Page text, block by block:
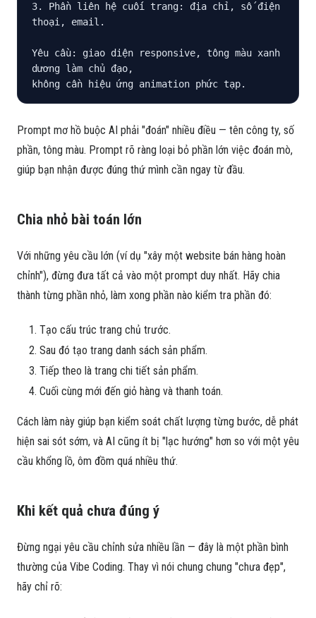
3. Phần liên hệ cuối trang: địa chỉ, số điện
thoại, email.
Yêu cầu: giao diện responsive, tông màu xanh
dương làm chủ đạo,
không cần hiệu ứng animation phức tạp.
Prompt mơ hồ buộc AI phải "đoán" nhiều điều — tên công ty, số
phần, tông màu. Prompt rõ ràng loại bỏ phần lớn việc đoán mò,
giúp bạn nhận được đúng thứ mình cần ngay từ đầu.
Chia nhỏ bài toán lớn
Với những yêu cầu lớn (ví dụ "xây một website bán hàng hoàn
chỉnh"), đừng đưa tất cả vào một prompt duy nhất. Hãy chia
thành từng phần nhỏ, làm xong phần nào kiểm tra phần đó:
Tạo cấu trúc trang chủ trước.
Sau đó tạo trang danh sách sản phẩm.
Tiếp theo là trang chi tiết sản phẩm.
Cuối cùng mới đến giỏ hàng và thanh toán.
Cách làm này giúp bạn kiểm soát chất lượng từng bước, dễ phát
hiện sai sót sớm, và AI cũng ít bị "lạc hướng" hơn so với một yêu
cầu khổng lồ, ôm đồm quá nhiều thứ.
Khi kết quả chưa đúng ý
Đừng ngại yêu cầu chỉnh sửa nhiều lần — đây là một phần bình
thường của Vibe Coding. Thay vì nói chung chung "chưa đẹp",
hãy chỉ rõ: